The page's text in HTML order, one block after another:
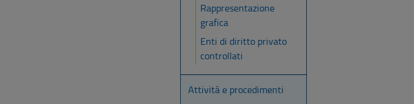
Rappresentazione
grafica
Enti di diritto privato
controllati
Attività e procedimenti